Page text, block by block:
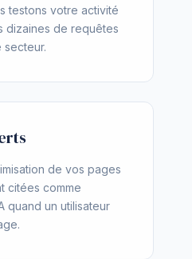
testons votre activité
dizaines de requêtes
de vos pages
citées comme
quand un utilisateur